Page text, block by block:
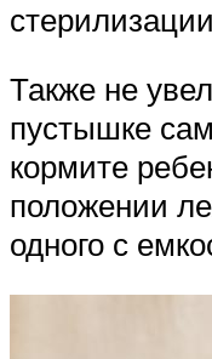
Также не
пустышке
кормите
положении
одного с